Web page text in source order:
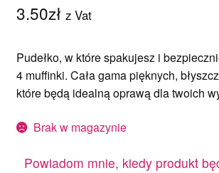
3.50zł z Vat
Pudełko, w które spakujesz i
4 muffinki. Cała gama pięknych,
które będą idealną oprawą dla twoich
Brak w magazynie
Powiadom mnie, kiedy produkt